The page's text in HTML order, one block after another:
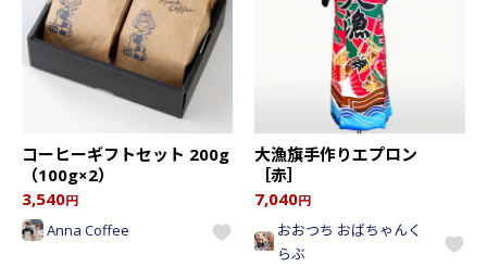
コーヒーギフトセット 200g
（100g×2）
3,540円
Anna Coffee
大漁旗手作りエプロン
［赤］
7,040円
おおつち おばちゃんく
らぶ